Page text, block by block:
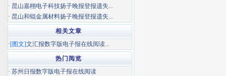
· 昆山嘉栩电子科技扬子晚报登报遗失...
· 昆山和锟金属材料扬子晚报登报遗失...
相关文章
·[图文]文汇报数字版电子报在线阅读...
热门阅览
· 苏州日报数字版电子报在线阅读